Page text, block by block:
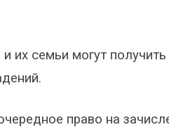
их семьи могут
право на